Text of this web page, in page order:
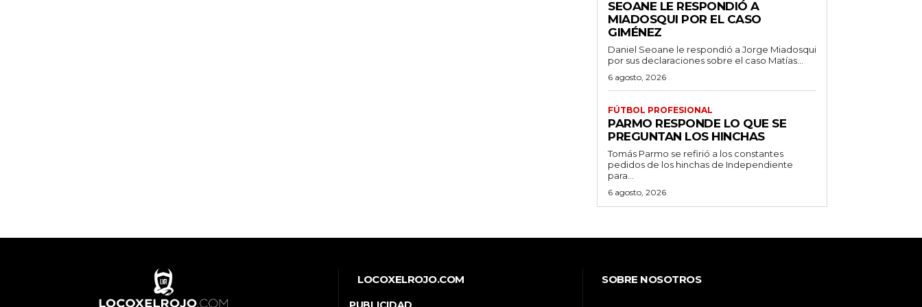
SEOANE LE RESPONDIÓ A
MIADOSQUI POR EL CASO
GIMÉNEZ
Daniel Seoane le respondió a Jorge Miadosqui
por sus declaraciones sobre el caso Matías...
6 agosto, 2026
FÚTBOL PROFESIONAL
PARMO RESPONDE LO QUE SE
PREGUNTAN LOS HINCHAS
Tomás Parmo se refirió a los constantes
pedidos de los hinchas de Independiente
para...
6 agosto, 2026
LOCOXELROJO.COM SOBRE NOSOTROS